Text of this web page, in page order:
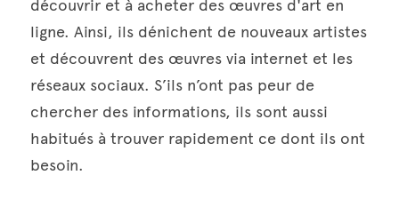
découvrir et à acheter des œuvres d'art en
ligne. Ainsi, ils dénichent de nouveaux artistes
et découvrent des œuvres via internet et les
réseaux sociaux. S’ils n’ont pas peur de
chercher des informations, ils sont aussi
habitués à trouver rapidement ce dont ils ont
besoin.